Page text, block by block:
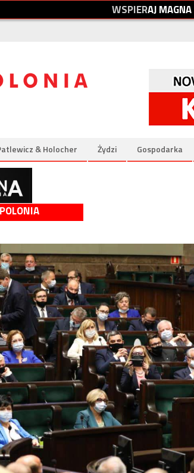
WSPIERAJMAGNA
& Holocher Żydzi Gospodarka